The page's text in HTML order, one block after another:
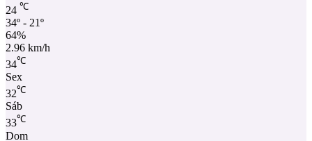
24 ℃
34º - 21º
64%
2.96 km/h
34℃
Sex
32℃
Sáb
33℃
Dom